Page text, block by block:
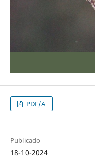
PDF/A
Publicado
18-10-2024